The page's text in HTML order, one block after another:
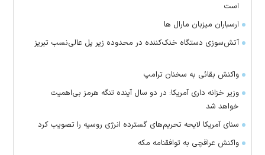
است
ارسباران میزبان مارال ها
آتش‌سوزی دستگاه خنک‌کننده در محدوده زیر پل عالی‌نسب تبریز
واکنش بقائی به سخنان ترامپ
وزیر خزانه داری آمریکا: در دو سال آینده تنگه هرمز بی‌اهمیت
خواهد شد
سنای آمریکا لایحه تحریم‌های گسترده انرژی روسیه را تصویب کرد
واکنش عراقچی به توافقنامه مکه